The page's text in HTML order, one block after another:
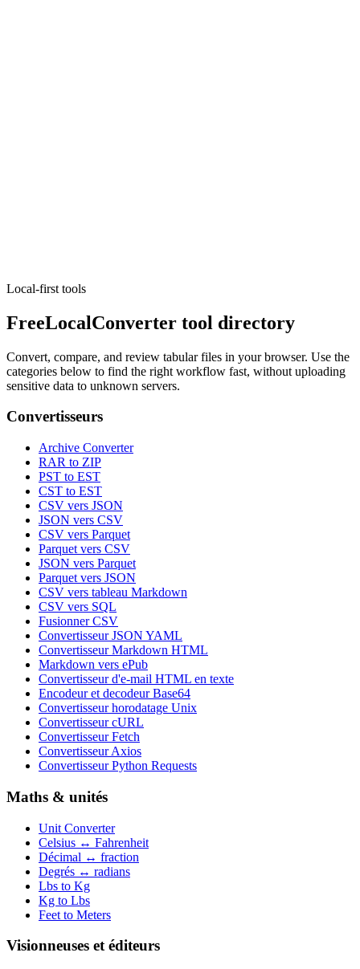
Local-first tools
FreeLocalConverter tool directory
Convert, compare, and review tabular files in your browser. Use the
categories below to find the right workflow fast, without uploading
sensitive data to unknown servers.
Convertisseurs
Archive Converter
RAR to ZIP
PST to EST
CST to EST
CSV vers JSON
JSON vers CSV
CSV vers Parquet
Parquet vers CSV
JSON vers Parquet
Parquet vers JSON
CSV vers tableau Markdown
CSV vers SQL
Fusionner CSV
Convertisseur JSON YAML
Convertisseur Markdown HTML
Markdown vers ePub
Convertisseur d'e-mail HTML en texte
Encodeur et decodeur Base64
Convertisseur horodatage Unix
Convertisseur cURL
Convertisseur Fetch
Convertisseur Axios
Convertisseur Python Requests
Maths & unités
Unit Converter
Celsius ↔ Fahrenheit
Décimal ↔ fraction
Degrés ↔ radians
Lbs to Kg
Kg to Lbs
Feet to Meters
Visionneuses et éditeurs